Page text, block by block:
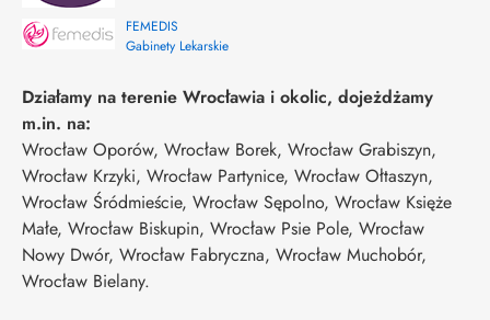
FEMEDIS
Gabinety Lekarskie
Działamy na terenie Wrocławia i okolic, dojeżdżamy
m.in. na:
Wrocław Oporów, Wrocław Borek, Wrocław Grabiszyn,
Wrocław Krzyki, Wrocław Partynice, Wrocław Ołtaszyn,
Wrocław Śródmieście, Wrocław Sępolno, Wrocław Księże
Małe, Wrocław Biskupin, Wrocław Psie Pole, Wrocław
Nowy Dwór, Wrocław Fabryczna, Wrocław Muchobór,
Wrocław Bielany.